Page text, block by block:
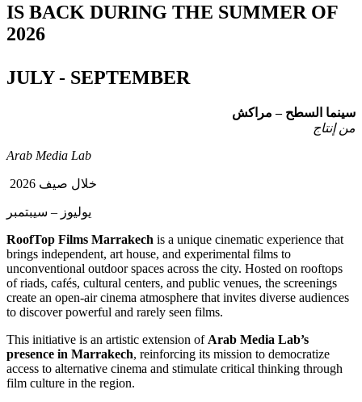
IS BACK DURING THE SUMMER OF
2026
JULY - SEPTEMBER
سينما السطح – مراكش
من إنتاج
Arab Media Lab
يوليوز – سيبتمبر
RoofTop Films Marrakech is a unique cinematic experience that
brings independent, art house, and experimental films to
unconventional outdoor spaces across the city. Hosted on rooftops
of riads, cafés, cultural centers, and public venues, the screenings
create an open-air cinema atmosphere that invites diverse audiences
to discover powerful and rarely seen films.
This initiative is an artistic extension of Arab Media Lab’s
presence in Marrakech, reinforcing its mission to democratize
access to alternative cinema and stimulate critical thinking through
film culture in the region.